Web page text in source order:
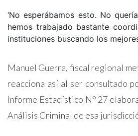
‘No esperábamos esto. No
hemos trabajado bastante
instituciones buscando los
Manuel Guerra, fiscal regional
reacciona así al ser consultado
Informe Estadístico N° 27
Análisis Criminal de esa